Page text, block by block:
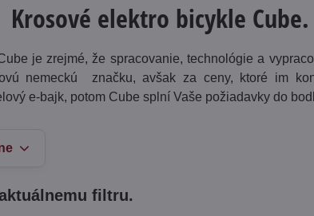
Krosové elektro bicykle Cube.
je zrejmé, že spracovanie, technológie a
nemeckú značku, avšak za ceny, ktoré im
e-bajk, potom Cube splní Vaše požiadavky do